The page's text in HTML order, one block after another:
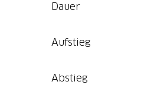
Dauer
Aufstieg
Abstieg